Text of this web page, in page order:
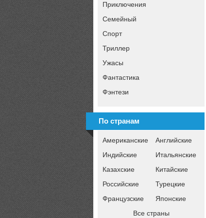
Приключения
Семейный
Спорт
Триллер
Ужасы
Фантастика
Фэнтези
По странам
Американские
Английские
Индийские
Итальянские
Казахские
Китайские
Российские
Турецкие
Французские
Японские
Все страны